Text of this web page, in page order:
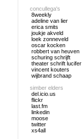
concullega's
8weekly
adeline van lier
erica smits
joukje akveld
loek zonneveld
oscar kocken
robbert van heuven
schuring schrijft
theater schrift lucifer
vincent kouters
wijbrand schaap
simber elders
del.icio.us
flickr
last.fm
linkedin
moose
twitter
xs4all